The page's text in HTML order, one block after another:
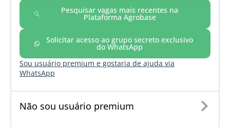
Pesquisar vagas mais recentes na
Plataforma Agrobase
Solicitar acesso ao grupo secreto exclusivo
do WhatsApp
Sou usuário premium e gostaria de ajuda via
WhatsApp
Não sou usuário premium